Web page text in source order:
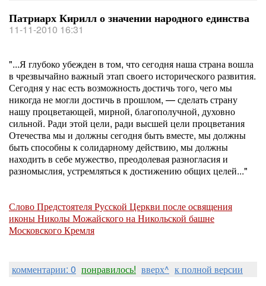
Патриарх Кирилл о значении народного единства
11-11-2010 16:31
"...Я глубоко убежден в том, что сегодня наша страна вошла
в чрезвычайно важный этап своего исторического развития.
Сегодня у нас есть возможность достичь того, чего мы
никогда не могли достичь в прошлом, — сделать страну
нашу процветающей, мирной, благополучной, духовно
сильной. Ради этой цели, ради высшей цели процветания
Отечества мы и должны сегодня быть вместе, мы должны
быть способны к солидарному действию, мы должны
находить в себе мужество, преодолевая разногласия и
разномыслия, устремляться к достижению общих целей..."
Слово Предстоятеля Русской Церкви после освящения
иконы Николы Можайского на Никольской башне
Московского Кремля
комментарии: 0 понравилось! вверх^ к полной версии